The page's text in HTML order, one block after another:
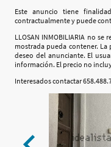
Este anuncio tiene
contractualmente y puede
LLOSAN INMOBILIARIA no
mostrada pueda contener.
deseo del anunciante. El
información. El precio no
Interesados contactar